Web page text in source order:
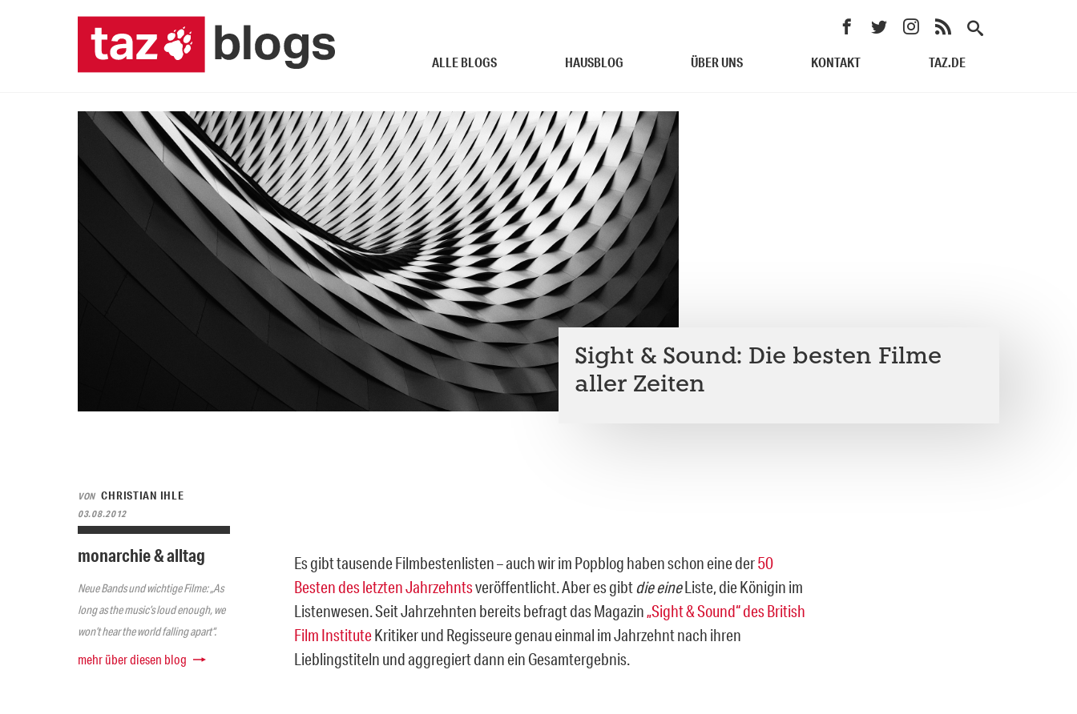
ALLE BLOGS HAUSBLOG ÜBER UNS KONTAKT TAZ.DE
Sight & Sound: Die besten Filme
aller Zeiten
VON CHRISTIAN IHLE
03.08.2012
monarchie & alltag
Neue Bands und wichtige Filme: „As
long as the music’s loud enough, we
won’t hear the world falling apart“.
mehr über diesen blog
Es gibt tausende Filmbestenlisten – auch wir im Popblog haben schon eine der50
Besten des letzten Jahrzehntsveröffentlicht. Aber es gibtdie eineListe, die Königin im
Listenwesen. Seit Jahrzehnten bereits befragt das Magazin„Sight & Sound“ des British
Film InstituteKritiker und Regisseure genau einmal im Jahrzehnt nach ihren
Lieblingstiteln und aggregiert dann ein Gesamtergebnis.